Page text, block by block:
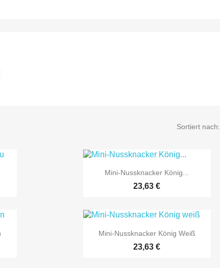
Sortiert nach:
 Vorschau
Mini-Nussknacker König...
23,63 €
 Vorschau
Mini-Nussknacker König Weiß
23,63 €